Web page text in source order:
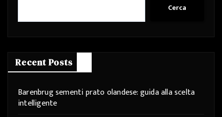
Cerca
Recent Posts
Barenbrug sementi prato olandese: guida alla scelta
intelligente